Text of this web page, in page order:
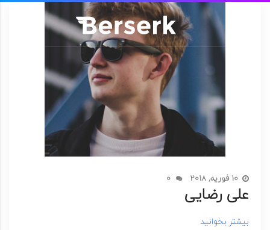
10 فوریه, 2018 0
علی رضایی
بیشتر بخوانید